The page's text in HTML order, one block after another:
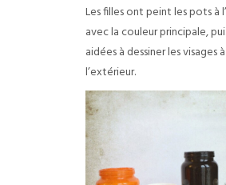
Les filles ont peint les pots à
avec la couleur principale,
aidées à dessiner les visages à
l’extérieur.